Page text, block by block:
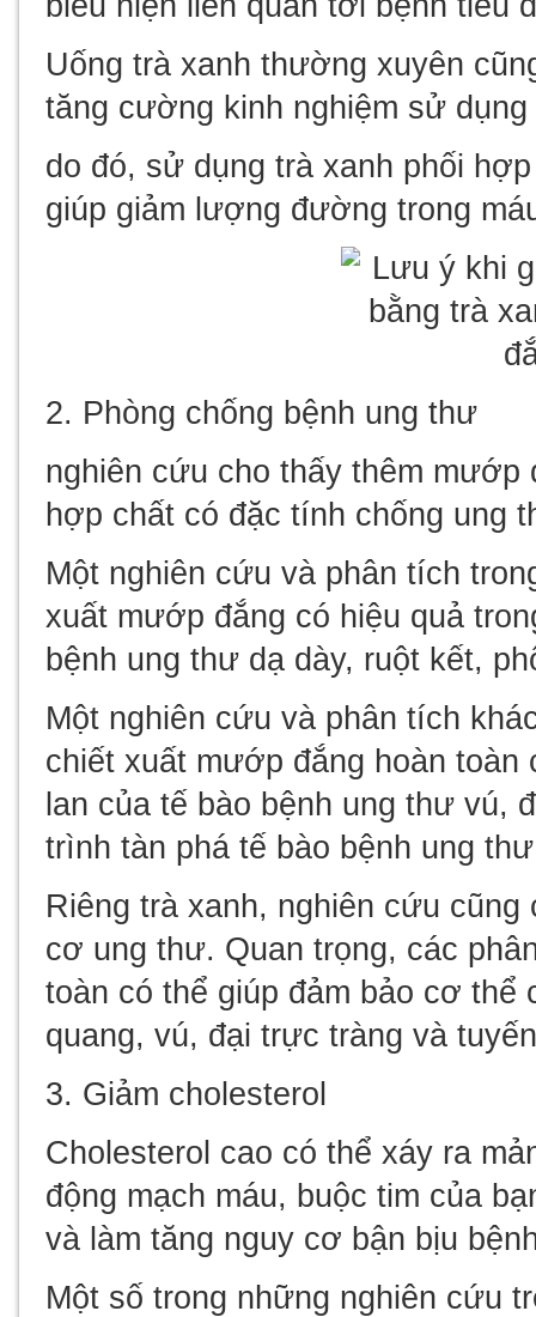
Uống trà xanh thường xuyên
tăng cường kinh nghiệm sử
do đó, sử dụng trà xanh phối
giúp giảm lượng đường trong
2. Phòng chống bệnh ung thư
nghiên cứu cho thấy thêm
hợp chất có đặc tính chống ung
Một nghiên cứu và phân tích
xuất mướp đắng có hiệu quả
bệnh ung thư dạ dày, ruột kết,
Một nghiên cứu và phân tích
chiết xuất mướp đắng hoàn
lan của tế bào bệnh ung thư vú,
trình tàn phá tế bào bệnh ung
Riêng trà xanh, nghiên cứu
cơ ung thư. Quan trọng, các
toàn có thể giúp đảm bảo cơ thể
quang, vú, đại trực tràng và
3. Giảm cholesterol
Cholesterol cao có thể xáy ra
động mạch máu, buộc tim của
và làm tăng nguy cơ bận bịu
Một số trong những nghiên cứu